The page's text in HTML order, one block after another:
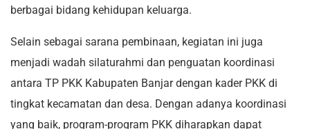
berbagai bidang kehidupan keluarga.
Selain sebagai sarana pembinaan, kegiatan ini juga
menjadi wadah silaturahmi dan penguatan koordinasi
antara TP PKK Kabupaten Banjar dengan kader PKK di
tingkat kecamatan dan desa. Dengan adanya koordinasi
yang baik, program-program PKK diharapkan dapat